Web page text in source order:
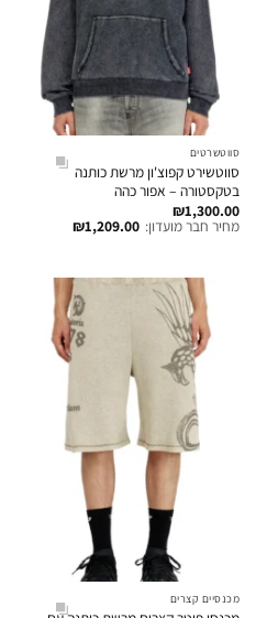
סווטשרטים
סווטשירט קפוצ'ון מרשת כותנה
בטקסטורה – אפור כהה
₪1,300.00
מחיר חבר מועדון: ₪1,209.00
מכנסיים קצרים